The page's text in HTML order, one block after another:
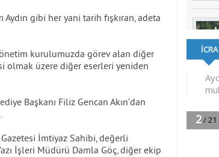
gibi her yani tarih fışkıran, adeta
kurulumuzda görev alan diğer
olmak üzere diğer eserleri yeniden
Başkanı Filiz Gencan Akın’dan
İmtiyaz Sahibi, değerli
İşleri Müdürü Damla Göç, diğer ekip